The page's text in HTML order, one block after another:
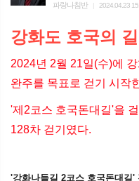
파랑나침반 2024.04.23
강화도 호국의
2024년 2월 21일(수)에
완주를 목표로 걷기 시작
'제2코스 호국돈대길'을
128차 걷기였다.
'강화나들길 2코스 호국돈대길'